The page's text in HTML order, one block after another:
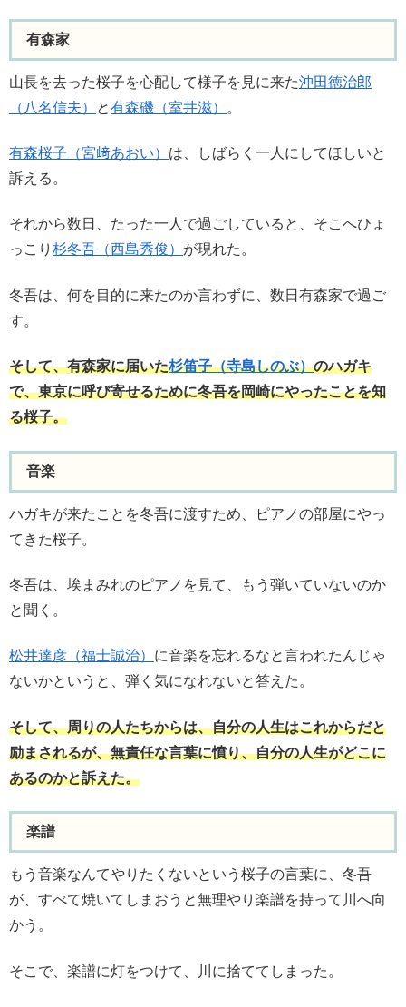
有森家
山長を去った桜子を心配して様子を見に来た沖田徳治郎
（八名信夫）
と有森磯（室井滋） 。
有森桜子（宮﨑あおい） は、しばらく一人にしてほしいと
訴える。
それから数日、たった一人で過ごしていると、そこへひょ
っこり 杉冬吾（西島秀俊） が現れた。
冬吾は、何を目的に来たのか言わずに、数日有森家で過ご
す。
そして、有森家に届いた杉笛子（寺島しのぶ）のハガキ
で、東京に呼び寄せるために冬吾を岡崎にやったことを知
る桜子。
音楽
ハガキが来たことを冬吾に渡すため、ピアノの部屋にやっ
てきた桜子。
冬吾は、埃まみれのピアノを見て、もう弾いていないのか
と聞く。
松井達彦（福士誠治） に音楽を忘れるなと言われたんじゃ
ないかというと、弾く気になれないと答えた。
そして、周りの人たちからは、自分の人生はこれからだと
励まされるが、無責任な言葉に憤り、自分の人生がどこに
あるのかと訴えた。
楽譜
もう音楽なんてやりたくないという桜子の言葉に、冬吾
が、すべて焼いてしまおうと無理やり楽譜を持って川へ向
かう。
そこで、楽譜に灯をつけて、川に捨ててしまった。